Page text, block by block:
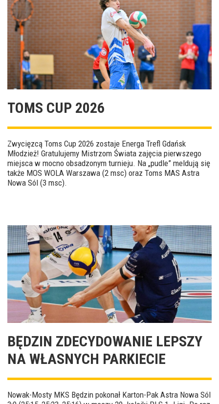
TOMS CUP 2026
Zwycięzcą Toms Cup 2026 zostaje Energa Trefl Gdańsk
Młodzież! Gratulujemy Mistrzom Świata zajęcia pierwszego
miejsca w mocno obsadzonym turnieju. Na „pudle” meldują się
także MOS WOLA Warszawa (2 msc) oraz Toms MAS Astra
Nowa Sól (3 msc).
BĘDZIN ZDECYDOWANIE LEPSZY
NA WŁASNYCH PARKIECIE
Nowak-Mosty MKS Będzin pokonał Karton-Pak Astra Nowa Sól